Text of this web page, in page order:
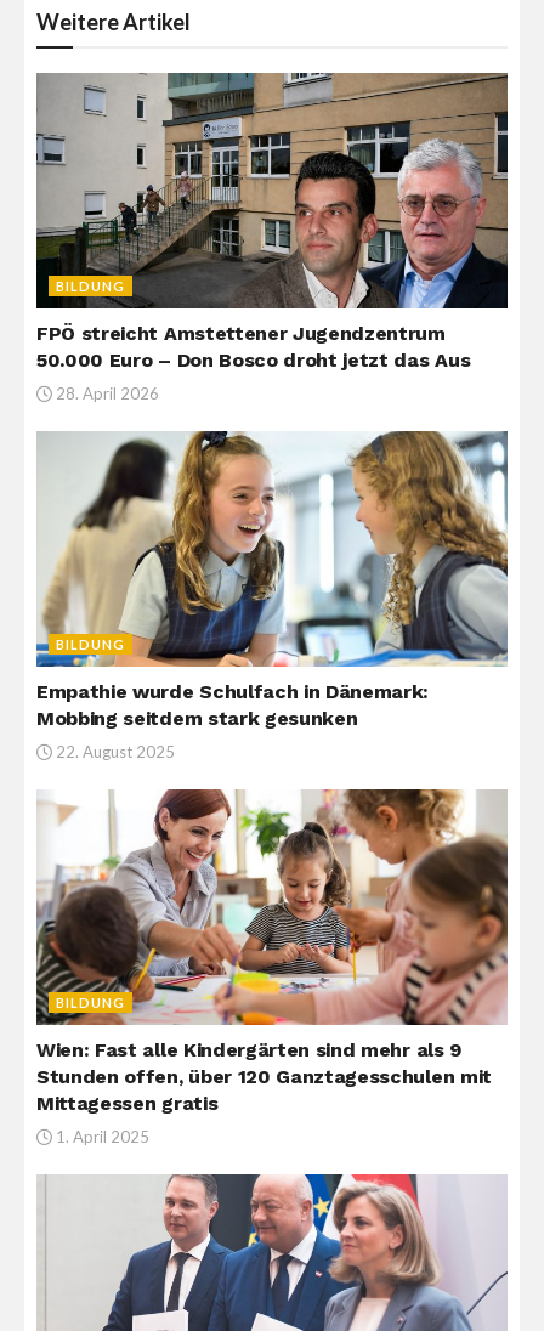
WeitereArtikel
BILDUNG
FPÖ streicht Amstettener Jugendzentrum
50.000 Euro – Don Bosco droht jetzt das Aus
28. April 2026
BILDUNG
Empathie wurde Schulfach in Dänemark:
Mobbing seitdem stark gesunken
22. August 2025
BILDUNG
Wien: Fast alle Kindergärten sind mehr als 9
Stunden offen, über 120 Ganztagesschulen mit
Mittagessen gratis
1. April 2025